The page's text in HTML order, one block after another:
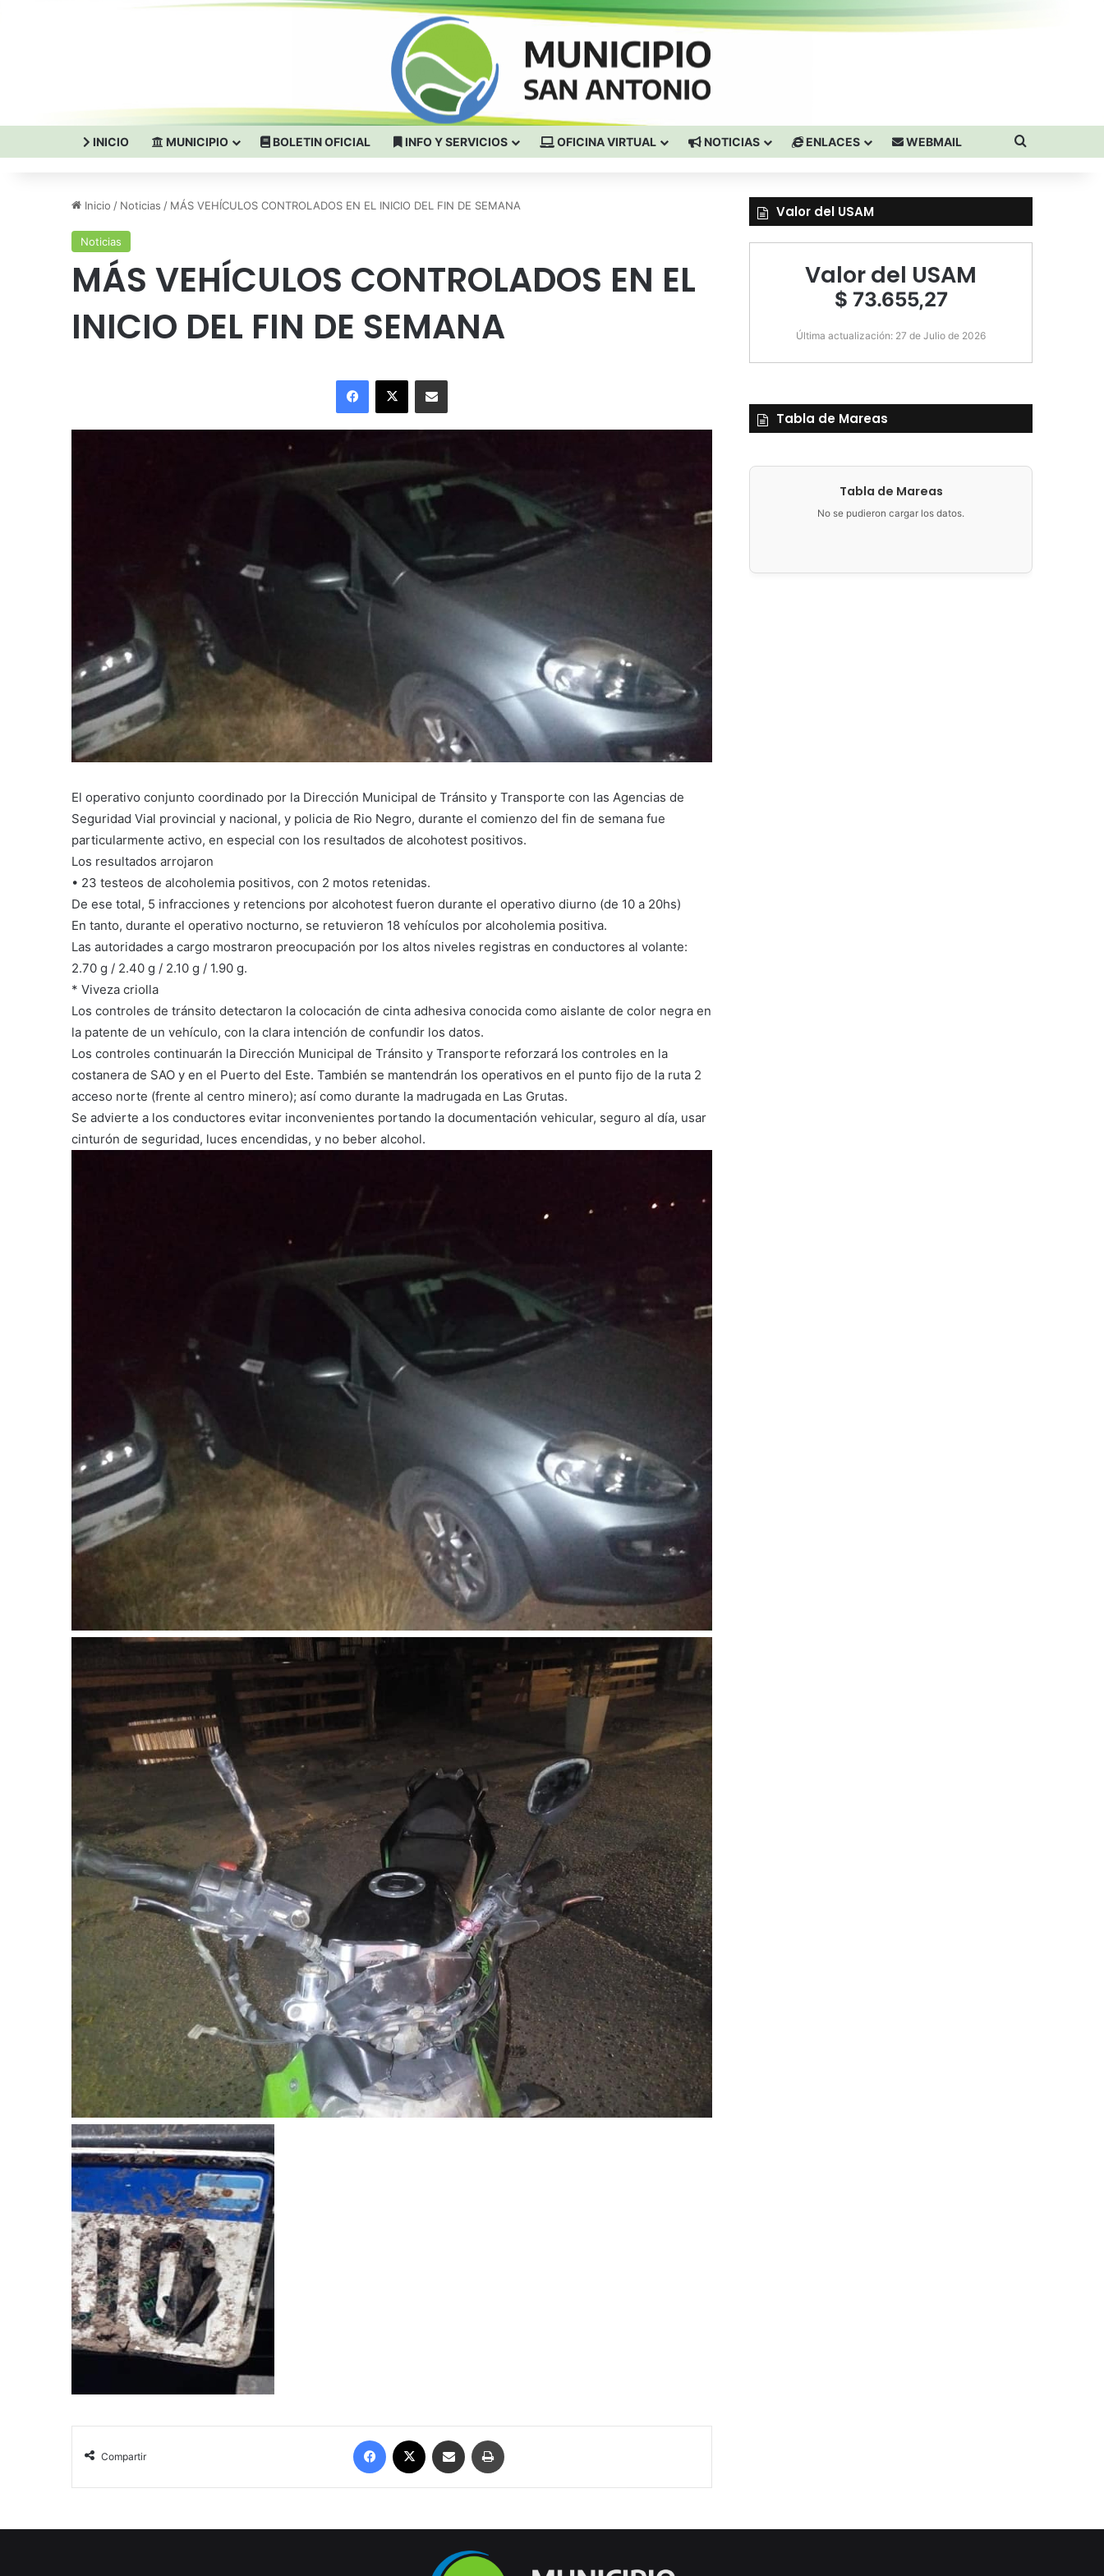
INICIO MUNICIPIO BOLETIN OFICIAL INFO Y SERVICIOS OFICINA VIRTUAL NOTICIAS ENLACES WEBMAIL Buscar por
Inicio / Noticias / MÁS VEHÍCULOS CONTROLADOS EN EL INICIO DEL FIN DE SEMANA
Noticias
MÁS VEHÍCULOS CONTROLADOS EN EL
INICIO DEL FIN DE SEMANA
Facebook
X Compartir por correo electrónico
El operativo conjunto coordinado por la Dirección Municipal de Tránsito y Transporte con las Agencias de
Seguridad Vial provincial y nacional, y policia de Rio Negro, durante el comienzo del fin de semana fue
particularmente activo, en especial con los resultados de alcohotest positivos.
Los resultados arrojaron
• 23 testeos de alcoholemia positivos, con 2 motos retenidas.
De ese total, 5 infracciones y retencions por alcohotest fueron durante el operativo diurno (de 10 a 20hs)
En tanto, durante el operativo nocturno, se retuvieron 18 vehículos por alcoholemia positiva.
Las autoridades a cargo mostraron preocupación por los altos niveles registras en conductores al volante:
2.70 g / 2.40 g / 2.10 g / 1.90 g.
* Viveza criolla
Los controles de tránsito detectaron la colocación de cinta adhesiva conocida como aislante de color negra en
la patente de un vehículo, con la clara intención de confundir los datos.
Los controles continuarán la Dirección Municipal de Tránsito y Transporte reforzará los controles en la
costanera de SAO y en el Puerto del Este. También se mantendrán los operativos en el punto fijo de la ruta 2
acceso norte (frente al centro minero); así como durante la madrugada en Las Grutas.
Se advierte a los conductores evitar inconvenientes portando la documentación vehicular, seguro al día, usar
cinturón de seguridad, luces encendidas, y no beber alcohol.
Compartir
Facebook Compartir por correo electrónico
Valor del USAM
Valor del USAM
$ 73.655,27
Última actualización: 27 de Julio de 2026
Tabla de Mareas
Tabla de Mareas
No se pudieron cargar los datos.